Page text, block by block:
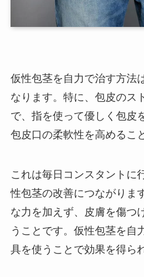
仮性包茎を自力で治す方法
なります。特に、包皮のス
で、指を使って優しく包皮
包皮口の柔軟性を高めるこ
これは毎日コンスタントに
性包茎の改善につながりま
な力を加えず、皮膚を傷つ
うことです。仮性包茎を自
具を使うことで効果を得ら